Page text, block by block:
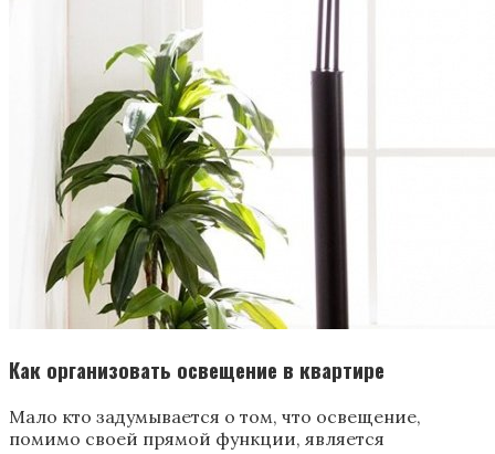
Как организовать освещение в квартире
Мало кто задумывается о том, что освещение,
помимо своей прямой функции, является